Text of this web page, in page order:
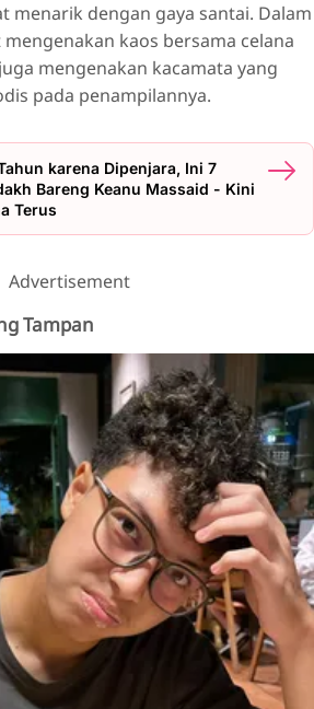
menarik dengan gaya santai. Dalam
kaos bersama celana
mengenakan kacamata yang
pada penampilannya.
karena Dipenjara, Ini 7
Bareng Keanu Massaid - Kini
Terus
Advertisement
Tampan